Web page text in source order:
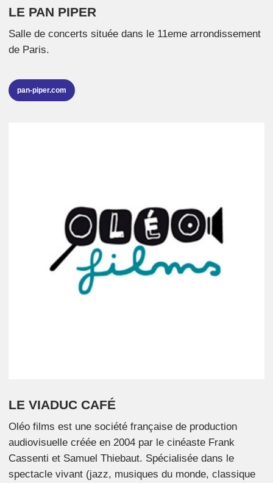
LE PAN PIPER
Salle de concerts située dans le 11eme arrondissement
de Paris.
pan-piper.com
LE VIADUC CAFÉ
Oléo films est une société française de production
audiovisuelle créée en 2004 par le cinéaste Frank
Cassenti et Samuel Thiebaut. Spécialisée dans le
spectacle vivant (jazz, musiques du monde, classique